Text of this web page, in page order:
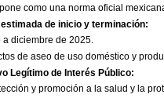
como una norma oficial
estimada de inicio y terminación:
a diciembre de 2025.
de aseo de uso doméstico y
Legítimo de Interés Público:
y promoción a la salud y la